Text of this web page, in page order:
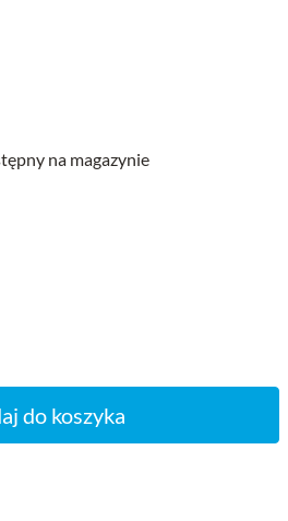
na magazynie
do koszyka